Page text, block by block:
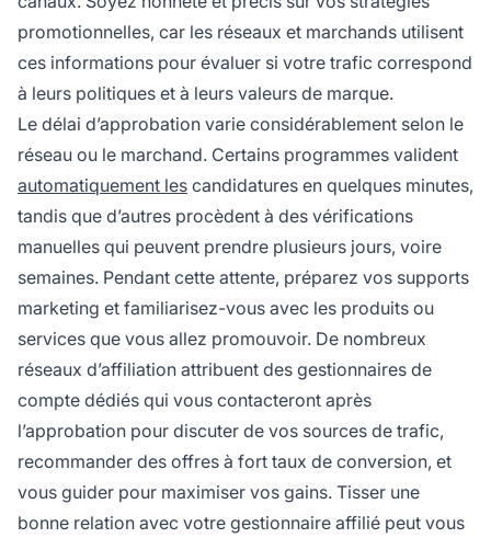
promotionnelles, car les réseaux et marchands utilisent
ces informations pour évaluer si votre trafic correspond
à leurs politiques et à leurs valeurs de marque.
Le délai d’approbation varie considérablement selon le
réseau ou le marchand. Certains programmes valident
automatiquement les candidatures en quelques minutes,
tandis que d’autres procèdent à des vérifications
manuelles qui peuvent prendre plusieurs jours, voire
semaines. Pendant cette attente, préparez vos supports
marketing et familiarisez-vous avec les produits ou
services que vous allez promouvoir. De nombreux
réseaux d’affiliation attribuent des gestionnaires de
compte dédiés qui vous contacteront après
l’approbation pour discuter de vos sources de trafic,
recommander des offres à fort taux de conversion, et
vous guider pour maximiser vos gains. Tisser une
bonne relation avec votre gestionnaire affilié peut vous